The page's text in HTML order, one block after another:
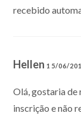
recebido
Hellen15/06/
Olá, gostaria de
inscrição e não